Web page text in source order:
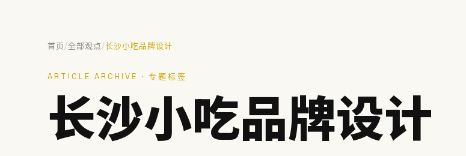
热门搜索
VI设计 空间设计 标志设计
提示：⌘/Ctrl + K 随时唤起搜索
首页/全部观点/长沙小吃品牌设计
ARTICLE ARCHIVE · 专题标签
长沙小吃品牌设计